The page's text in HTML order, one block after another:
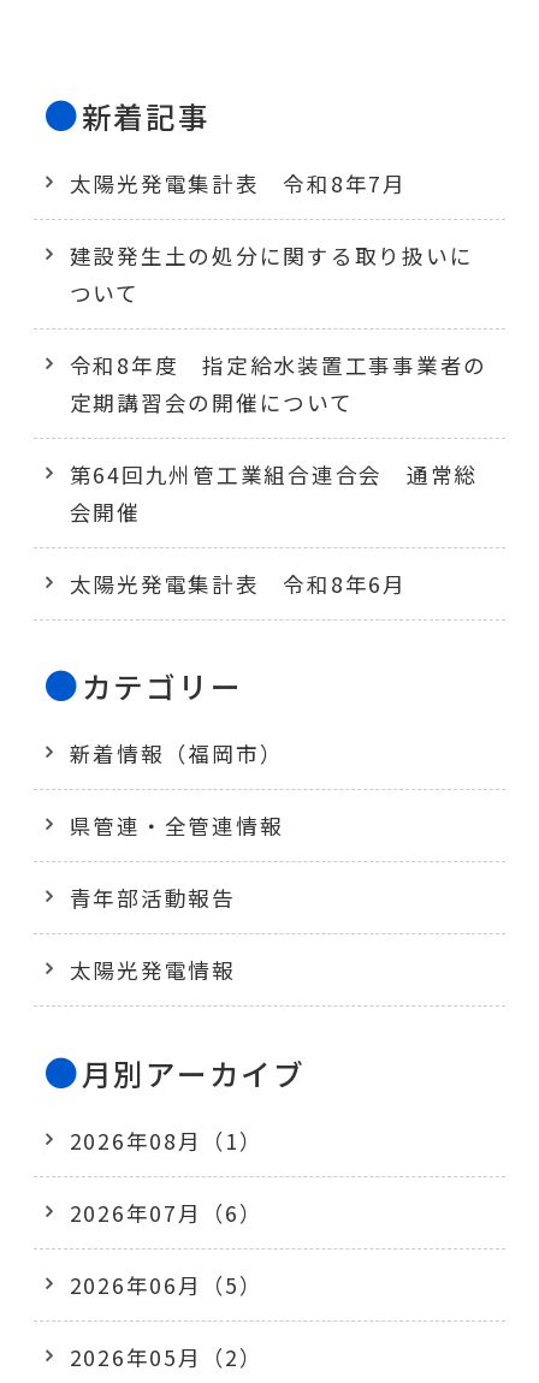
新着記事
太陽光発電集計表 令和8年7月
建設発生土の処分に関する取り扱いに
ついて
令和8年度 指定給水装置工事事業者の
定期講習会の開催について
第64回九州管工業組合連合会 通常総
会開催
太陽光発電集計表 令和8年6月
カテゴリー
新着情報（福岡市）
県管連・全管連情報
青年部活動報告
太陽光発電情報
月別アーカイブ
2026年08月（1）
2026年07月（6）
2026年06月（5）
2026年05月（2）